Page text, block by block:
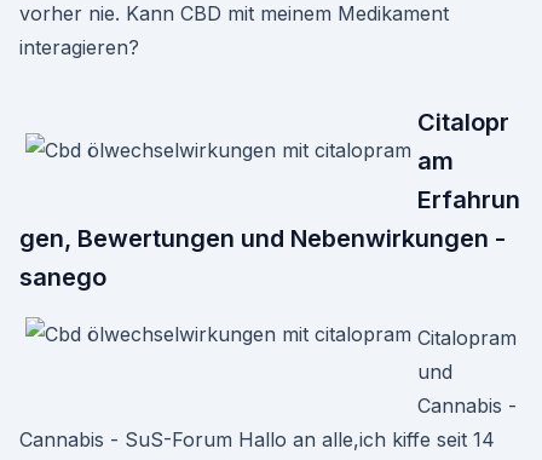
vorher nie. Kann CBD mit meinem Medikament
interagieren?
Citalopr
am
Erfahrun
gen, Bewertungen und Nebenwirkungen -
sanego
Citalopram
und
Cannabis -
Cannabis - SuS-Forum Hallo an alle,ich kiffe seit 14